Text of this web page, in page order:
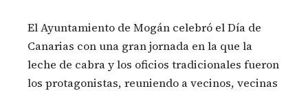
El Ayuntamiento de Mogán celebró el Día de
Canarias con una gran jornada en la que la
leche de cabra y los oficios tradicionales fueron
los protagonistas, reuniendo a vecinos, vecinas